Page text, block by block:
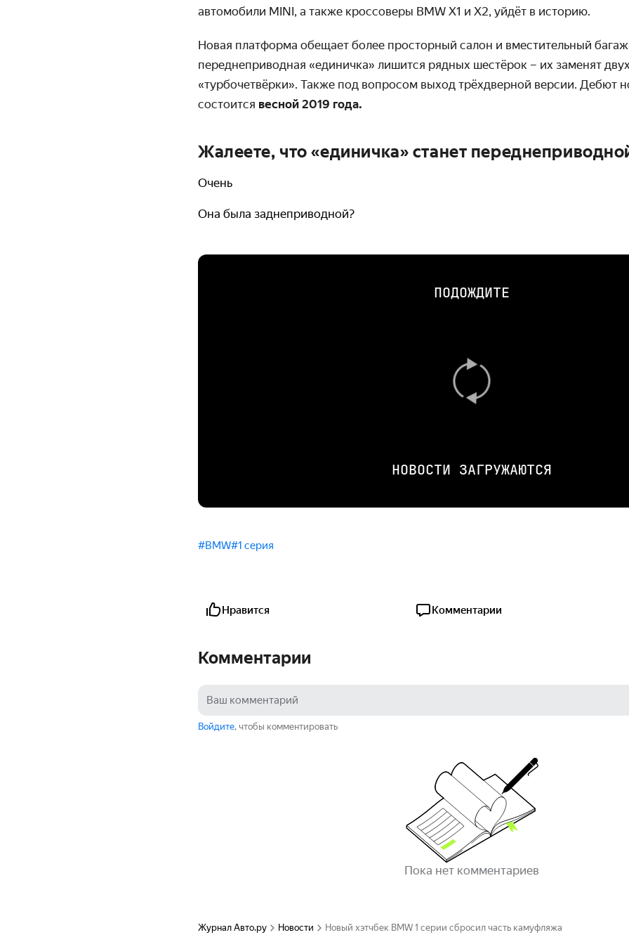
автомобили MINI, а также кроссоверы BMW X1 и X2, уйдёт в историю.
Новая платформа обещает более просторный салон и вместительный
переднеприводная «единичка» лишится рядных шестёрок – их заменят
«турбочетвёрки». Также под вопросом выход трёхдверной версии. Дебют
состоится весной 2019 года.
Жалеете, что «единичка» станет
Очень
Она была заднеприводной?
ПОДОЖДИТЕ
НОВОСТИ ЗАГРУЖАЮТСЯ
#BMW#1 серия
Нравится Комментарии
Комментарии
Войдите, чтобы комментировать
Пока нет комментариев
Журнал Авто.ру Новости Новый хэтчбек BMW 1 серии сбросил часть камуфляжа